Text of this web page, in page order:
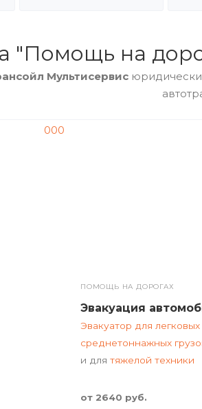
"Помощь на
Мультисервис
ПОМОЩЬ НА ДОРОГАХ
Эвакуация
Эвакуатор для
среднетоннажных
и для тяжелой техники
от 2640 руб.